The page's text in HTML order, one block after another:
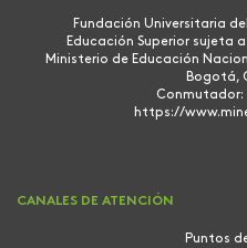
Fundación Universitaria
Educación Superior sujeta
Ministerio de Educación
Bogotá,
Conmutador:
https://
CANALES DE ATENCIÓN
Puntos